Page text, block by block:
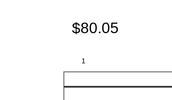
$80.05